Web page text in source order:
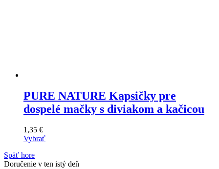
PURE NATURE Kapsičky pre
dospelé mačky s diviakom a kačicou
1,35 €
Vybrať
výrobok
má
Späť hore
Doručenie v ten istý deň